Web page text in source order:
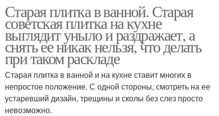
Отдельные плитки
Старая плитка в ванной. Старая
советская плитка на кухне
выглядит уныло и раздражает, а
снять ее никак нельзя, что делать
при таком раскладе
Старая плитка в ванной и на кухне ставит многих в
непростое положение. С одной стороны, смотреть на ее
устаревший дизайн, трещины и сколы без слез просто
невозможно.